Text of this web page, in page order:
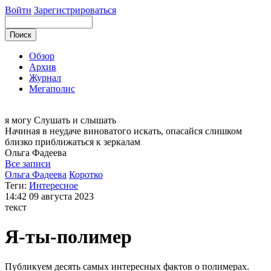
Войти Зарегистрироваться
Обзор
Архив
Журнал
Мегаполис
я могу Слушать и слышать
Начиная в неудаче виноватого искать, опасайся слишком
близко приближаться к зеркалам
Ольга Фадеева
Все записи
Ольга Фадеева Коротко
Теги: Интересное
14:42 09 августа 2023
текст
Я-ты-полимер
Публикуем десять самых интересных фактов о полимерах.